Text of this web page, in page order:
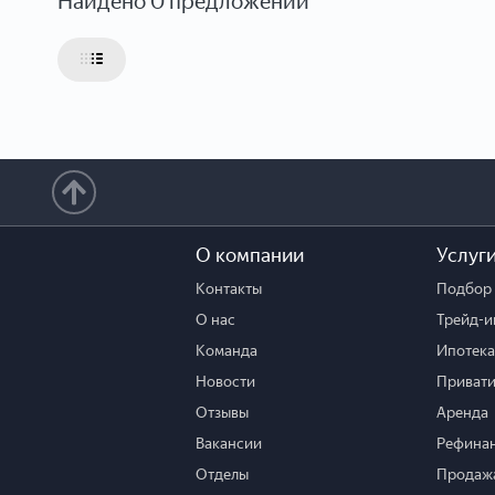
О компании
Контакты
О нас
Команда
Новости
Отзывы
Вакансии
Отделы
Подбор
Трейд-
Ипотека
Аренда